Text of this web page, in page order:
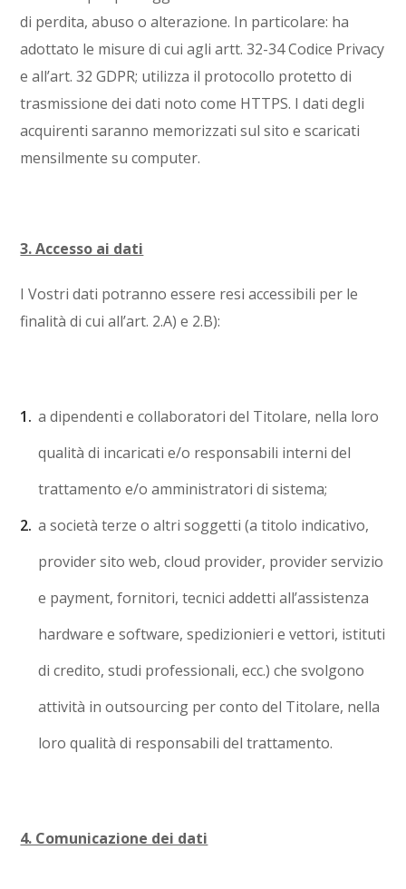
di perdita, abuso o alterazione. In particolare: ha
adottato le misure di cui agli artt. 32-34 Codice Privacy
e all’art. 32 GDPR; utilizza il protocollo protetto di
trasmissione dei dati noto come HTTPS. I dati degli
acquirenti saranno memorizzati sul sito e scaricati
mensilmente su computer.
3. Accesso ai dati
I Vostri dati potranno essere resi accessibili per le
finalità di cui all’art. 2.A) e 2.B):
a dipendenti e collaboratori del Titolare, nella loro
qualità di incaricati e/o responsabili interni del
trattamento e/o amministratori di sistema;
a società terze o altri soggetti (a titolo indicativo,
provider sito web, cloud provider, provider servizio
e payment, fornitori, tecnici addetti all’assistenza
hardware e software, spedizionieri e vettori, istituti
di credito, studi professionali, ecc.) che svolgono
attività in outsourcing per conto del Titolare, nella
loro qualità di responsabili del trattamento.
4. Comunicazione dei dati